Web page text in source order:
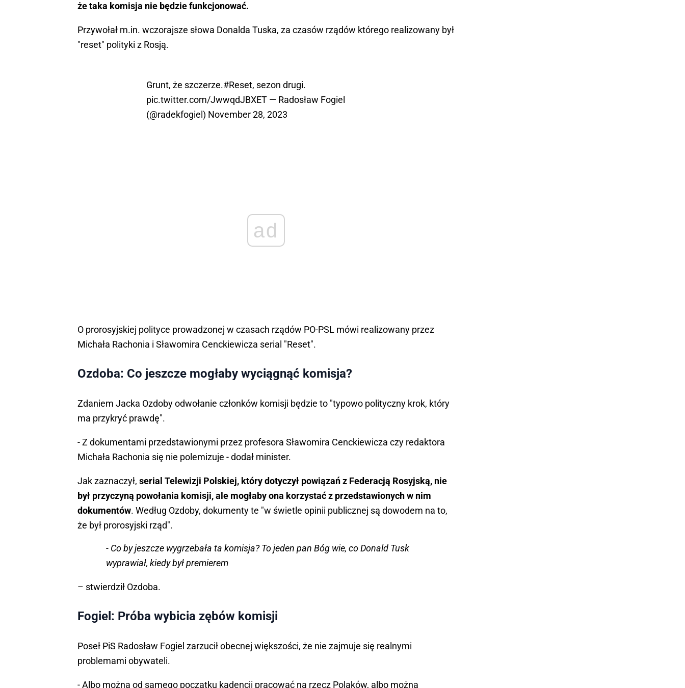
że taka komisja nie będzie funkcjonować.
Przywołał m.in. wczorajsze słowa Donalda Tuska, za czasów rządów którego realizowany był
"reset" polityki z Rosją.
Grunt, że szczerze.#Reset, sezon drugi.
pic.twitter.com/JwwqdJBXET — Radosław Fogiel
(@radekfogiel) November 28, 2023
ad
O prorosyjskiej polityce prowadzonej w czasach rządów PO-PSL mówi realizowany przez
Michała Rachonia i Sławomira Cenckiewicza serial "Reset".
Ozdoba: Co jeszcze mogłaby wyciągnąć komisja?
Zdaniem Jacka Ozdoby odwołanie członków komisji będzie to "typowo polityczny krok, który
ma przykryć prawdę".
- Z dokumentami przedstawionymi przez profesora Sławomira Cenckiewicza czy redaktora
Michała Rachonia się nie polemizuje - dodał minister.
Jak zaznaczył, serial Telewizji Polskiej, który dotyczył powiązań z Federacją Rosyjską, nie
był przyczyną powołania komisji, ale mogłaby ona korzystać z przedstawionych w nim
dokumentów. Według Ozdoby, dokumenty te "w świetle opinii publicznej są dowodem na to,
że był prorosyjski rząd".
- Co by jeszcze wygrzebała ta komisja? To jeden pan Bóg wie, co Donald Tusk
wyprawiał, kiedy był premierem
– stwierdził Ozdoba.
Fogiel: Próba wybicia zębów komisji
Poseł PiS Radosław Fogiel zarzucił obecnej większości, że nie zajmuje się realnymi
problemami obywateli.
- Albo można od samego początku kadencji pracować na rzecz Polaków, albo można